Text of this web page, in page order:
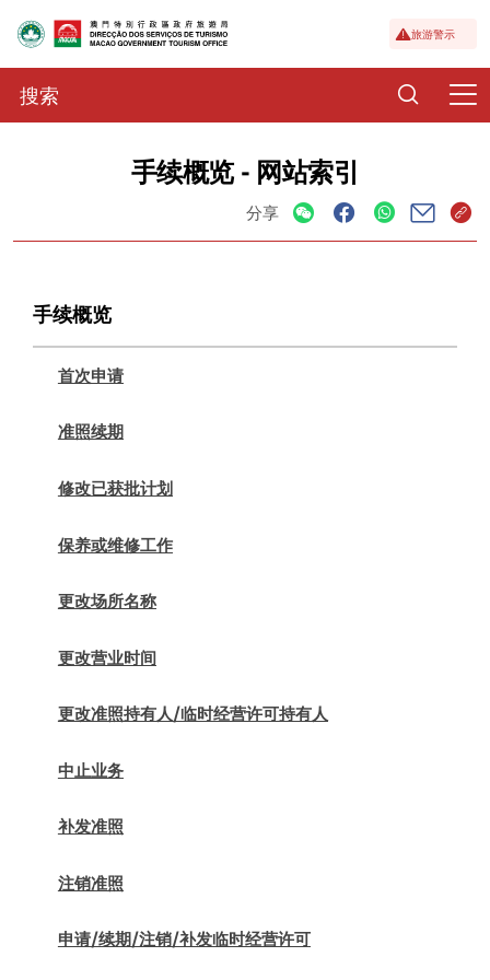
旅游警示
手续概览 - 网站索引
分享
手续概览
首次申请
准照续期
修改已获批计划
保养或维修工作
更改场所名称
更改营业时间
更改准照持有人/临时经营许可持有人
中止业务
补发准照
注销准照
申请/续期/注销/补发临时经营许可